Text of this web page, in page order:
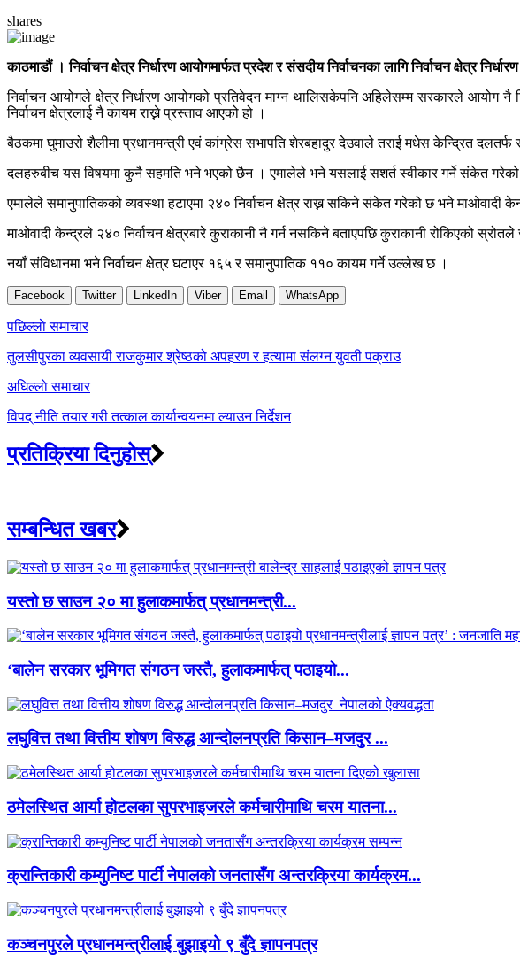
shares
काठमाडौं । निर्वाचन क्षेत्र निर्धारण आयोगमार्फत प्रदेश र संसदीय निर्वाचनका लागि निर्वाचन क्षेत्र
निर्वाचन आयोगले क्षेत्र निर्धारण आयोगको प्रतिवेदन माग्न थालिसकेपनि अहिलेसम्म सरकारले
निर्वाचन क्षेत्रलाई नै कायम राख्ने प्रस्ताव आएको हो ।
बैठकमा घुमाउरो शैलीमा प्रधानमन्त्री एवं कांग्रेस सभापति शेरबहादुर देउवाले तराई मधेस केन्द्रित
दलहरुबीच यस विषयमा कुनै सहमति भने भएको छैन । एमालेले भने यसलाई सशर्त स्वीकार गर्ने संकेत
एमालेले समानुपातिकको व्यवस्था हटाएमा २४० निर्वाचन क्षेत्र राख्न सकिने संकेत गरेको छ भने माओवादी
माओवादी केन्द्रले २४० निर्वाचन क्षेत्रबारे कुराकानी नै गर्न नसकिने बताएपछि कुराकानी रोकिएको
नयाँ संविधानमा भने निर्वाचन क्षेत्र घटाएर १६५ र समानुपातिक ११० कायम गर्ने उल्लेख छ ।
Facebook Twitter LinkedIn Viber Email WhatsApp
Post
navigation
पछिल्लाे समाचार
तुलसीपुरका व्यवसायी राजकुमार श्रेष्ठको अपहरण र हत्यामा संलग्न युवती पक्राउ
अघिल्लाे समाचार
विपद् नीति तयार गरी तत्काल कार्यान्वयनमा ल्याउन निर्देशन
प्रतिक्रिया दिनुहोस्
सम्बन्धित खबर
यस्तो छ साउन २० मा हुलाकमार्फत् प्रधानमन्त्री...
‘बालेन सरकार भूमिगत संगठन जस्तै, हुलाकमार्फत् पठाइयो...
लघुवित्त तथा वित्तीय शोषण विरुद्ध आन्दोलनप्रति किसान–मजदुर ...
ठमेलस्थित आर्या होटलका सुपरभाइजरले कर्मचारीमाथि चरम यातना...
क्रान्तिकारी कम्युनिष्ट पार्टी नेपालको जनतासँग अन्तरक्रिया कार्यक्रम...
कञ्चनपुरले प्रधानमन्त्रीलाई बुझाइयो ९ बुँदे ज्ञापनपत्र